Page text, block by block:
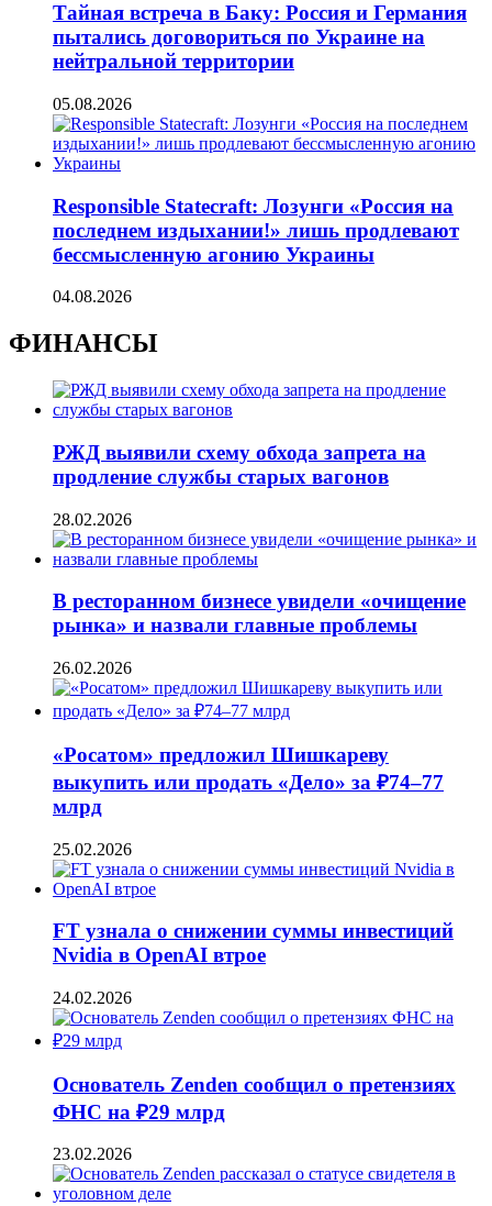
Тайная встреча в Баку: Россия и Германия
пытались договориться по Украине на
нейтральной территории
05.08.2026
Responsible Statecraft: Лозунги «Россия на
последнем издыхании!» лишь продлевают
бессмысленную агонию Украины
04.08.2026
ФИНАНСЫ
РЖД выявили схему обхода запрета на
продление службы старых вагонов
28.02.2026
В ресторанном бизнесе увидели «очищение
рынка» и назвали главные проблемы
26.02.2026
«Росатом» предложил Шишкареву
выкупить или продать «Дело» за ₽74–77
млрд
25.02.2026
FT узнала о снижении суммы инвестиций
Nvidia в OpenAI втрое
24.02.2026
Основатель Zenden сообщил о претензиях
ФНС на ₽29 млрд
23.02.2026